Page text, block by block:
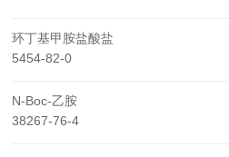
环丁基甲胺盐酸盐
5454-82-0
N-Boc-乙胺
38267-76-4